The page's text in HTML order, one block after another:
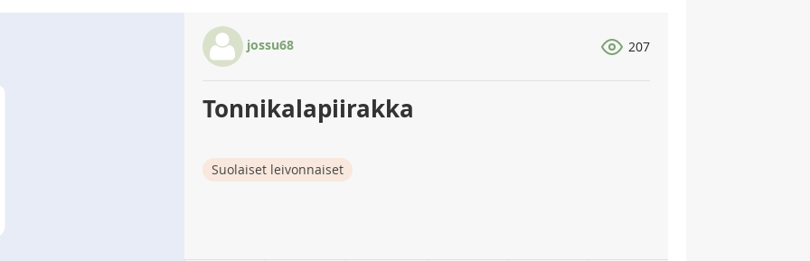
jossu68 207
Tonnikalapiirakka
Suolaiset leivonnaiset